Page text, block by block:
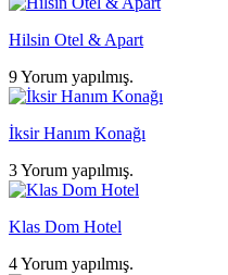
Hilsin Otel & Apart
9 Yorum yapılmış.
İksir Hanım Konağı
3 Yorum yapılmış.
Klas Dom Hotel
4 Yorum yapılmış.